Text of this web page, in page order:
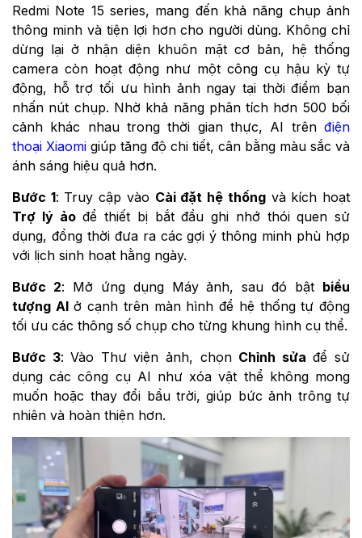
Redmi Note 15 series, mang đến khả năng chụp ảnh
thông minh và tiện lợi hơn cho người dùng. Không chỉ
dừng lại ở nhận diện khuôn mặt cơ bản, hệ thống
camera còn hoạt động như một công cụ hậu kỳ tự
động, hỗ trợ tối ưu hình ảnh ngay tại thời điểm bạn
nhấn nút chụp. Nhờ khả năng phân tích hơn 500 bối
cảnh khác nhau trong thời gian thực, AI trên điện
thoại Xiaomi giúp tăng độ chi tiết, cân bằng màu sắc và
ánh sáng hiệu quả hơn.
Bước 1: Truy cập vào Cài đặt hệ thốngvà kích hoạt
Trợ lý ảođể thiết bị bắt đầu ghi nhớ thói quen sử
dụng, đồng thời đưa ra các gợi ý thông minh phù hợp
với lịch sinh hoạt hằng ngày.
Bước 2: Mở ứng dụng Máy ảnh, sau đó bật biểu
tượng AIở cạnh trên màn hình để hệ thống tự động
tối ưu các thông số chụp cho từng khung hình cụ thể.
Bước 3: Vào Thư viện ảnh, chọn Chỉnh sửa để sử
dụng các công cụ AI như xóa vật thể không mong
muốn hoặc thay đổi bầu trời, giúp bức ảnh trông tự
nhiên và hoàn thiện hơn.